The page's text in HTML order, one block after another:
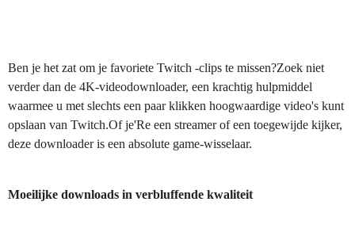
Ben je het zat om je favoriete Twitch -clips te missen?Zoek niet
verder dan de 4K-videodownloader, een krachtig hulpmiddel
waarmee u met slechts een paar klikken hoogwaardige video's kunt
opslaan van Twitch.Of je'Re een streamer of een toegewijde kijker,
deze downloader is een absolute game-wisselaar.
Moeilijke downloads in verbluffende kwaliteit